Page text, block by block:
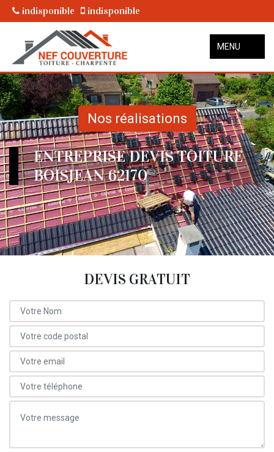
indisponible indisponible
MENU
Nos réalisations
ENTREPRISE DEVIS TOITURE
BOISJEAN 62170
DEVIS GRATUIT